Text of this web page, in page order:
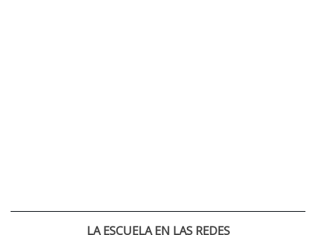
LA ESCUELA EN LAS REDES